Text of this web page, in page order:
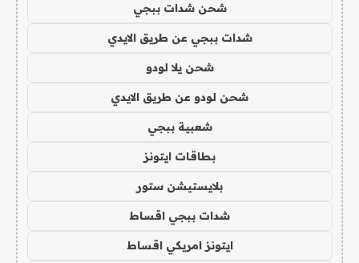
شحن شدات ببجي
شدات ببجي عن طريق الايدي
شحن يلا لودو
شحن لودو عن طريق الايدي
شعبية ببجي
بطاقات ايتونز
بلايستيشن ستور
شدات ببجي اقساط
ايتونز امريكي اقساط